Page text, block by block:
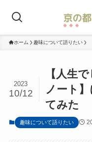
ホーム 趣味について語りたい
【人生
ノート
てみた
2023
10/12
趣味について語りたい